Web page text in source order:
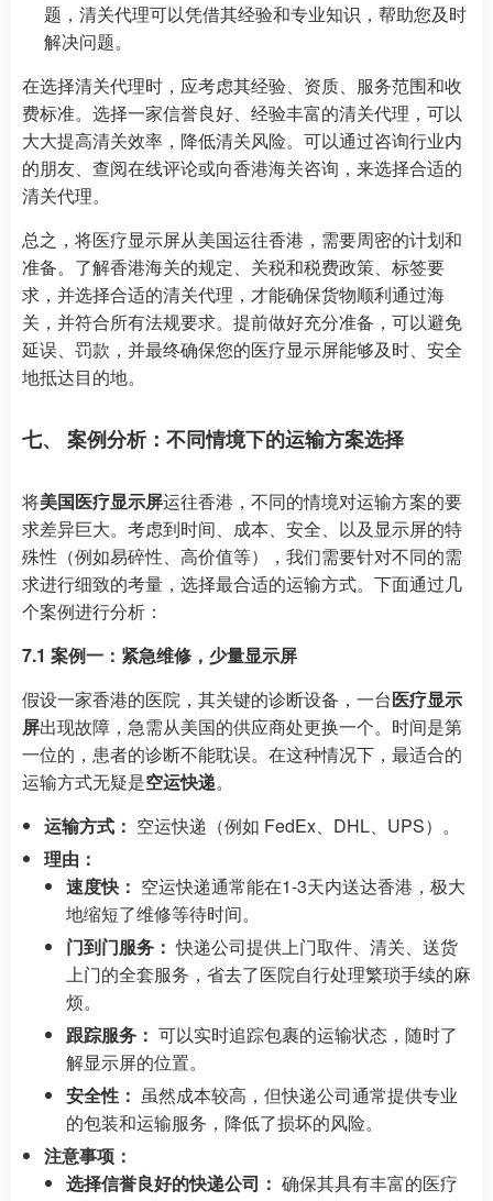
题，清关代理可以凭借其经验和专业知识，帮助您及时
解决问题。
在选择清关代理时，应考虑其经验、资质、服务范围和收
费标准。选择一家信誉良好、经验丰富的清关代理，可以
大大提高清关效率，降低清关风险。可以通过咨询行业内
的朋友、查阅在线评论或向香港海关咨询，来选择合适的
清关代理。
总之，将医疗显示屏从美国运往香港，需要周密的计划和
准备。了解香港海关的规定、关税和税费政策、标签要
求，并选择合适的清关代理，才能确保货物顺利通过海
关，并符合所有法规要求。提前做好充分准备，可以避免
延误、罚款，并最终确保您的医疗显示屏能够及时、安全
地抵达目的地。
七、 案例分析：不同情境下的运输方案选择
将美国医疗显示屏运往香港，不同的情境对运输方案的要
求差异巨大。考虑到时间、成本、安全、以及显示屏的特
殊性（例如易碎性、高价值等），我们需要针对不同的需
求进行细致的考量，选择最合适的运输方式。下面通过几
个案例进行分析：
7.1 案例一：紧急维修，少量显示屏
假设一家香港的医院，其关键的诊断设备，一台医疗显示
屏出现故障，急需从美国的供应商处更换一个。时间是第
一位的，患者的诊断不能耽误。在这种情况下，最适合的
运输方式无疑是空运快递。
运输方式： 空运快递（例如 FedEx、DHL、UPS）。
理由：
速度快： 空运快递通常能在1-3天内送达香港，极大
地缩短了维修等待时间。
门到门服务： 快递公司提供上门取件、清关、送货
上门的全套服务，省去了医院自行处理繁琐手续的麻
烦。
跟踪服务： 可以实时追踪包裹的运输状态，随时了
解显示屏的位置。
安全性： 虽然成本较高，但快递公司通常提供专业
的包装和运输服务，降低了损坏的风险。
注意事项：
选择信誉良好的快递公司： 确保其具有丰富的医疗